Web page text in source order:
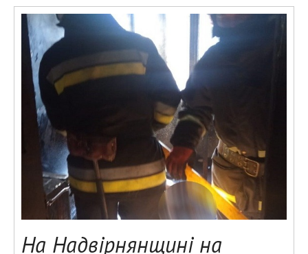
На Надвірнянщині на